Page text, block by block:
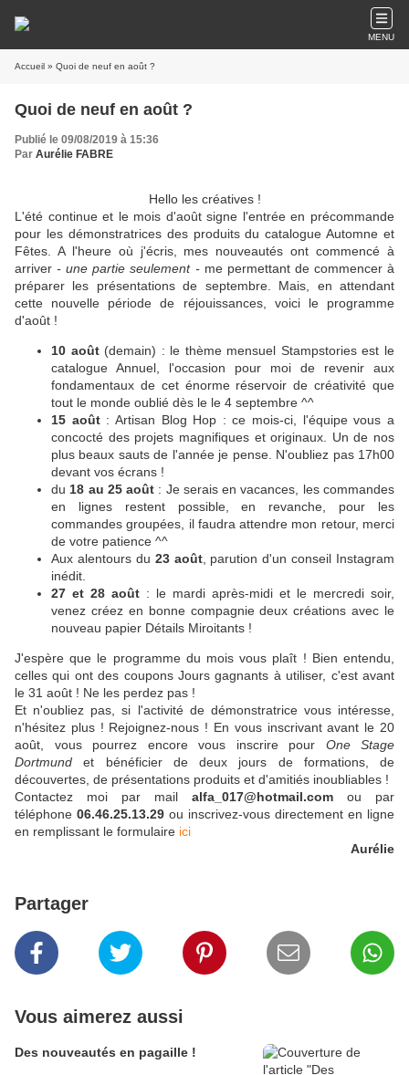
MENU
Accueil » Quoi de neuf en août ?
Quoi de neuf en août ?
Publié le 09/08/2019 à 15:36
Par Aurélie FABRE
Hello les créatives !
L'été continue et le mois d'août signe l'entrée en précommande
pour les démonstratrices des produits du catalogue Automne et
Fêtes. A l'heure où j'écris, mes nouveautés ont commencé à
arriver- une partie seulement -me permettant de commencer à
préparer les présentations de septembre. Mais, en attendant
cette nouvelle période de réjouissances, voici le programme
d'août !
10 août(demain) : le thème mensuel Stampstories est le
catalogue Annuel, l'occasion pour moi de revenir aux
fondamentaux de cet énorme réservoir de créativité que
tout le monde oublié dès le le 4 septembre ^^
15 août: Artisan Blog Hop : ce mois-ci, l'équipe vous a
concocté des projets magnifiques et originaux. Un de nos
plus beaux sauts de l'année je pense. N'oubliez pas 17h00
devant vos écrans !
du 18 au 25 août : Je serais en vacances, les commandes
en lignes restent possible, en revanche, pour les
commandes groupées, il faudra attendre mon retour, merci
de votre patience ^^
Aux alentours du 23 août, parution d'un conseil Instagram
inédit.
27 et 28 août : le mardi après-midi et le mercredi soir,
venez créez en bonne compagnie deux créations avec le
nouveau papier Détails Miroitants !
J'espère que le programme du mois vous plaît ! Bien entendu,
celles qui ont des coupons Jours gagnants à utiliser, c'est avant
le 31 août ! Ne les perdez pas !
Et n'oubliez pas, si l'activité de démonstratrice vous intéresse,
n'hésitez plus ! Rejoignez-nous ! En vous inscrivant avant le 20
août, vous pourrez encore vous inscrire pour One Stage
Dortmund et bénéficier de deux jours de formations, de
découvertes, de présentations produits et d'amitiés inoubliables !
Contactez moi par mail alfa_017@hotmail.com ou par
téléphone 06.46.25.13.29 ou inscrivez-vous directement en ligne
en remplissant le formulaire ici
Aurélie
Partager
Vous aimerez aussi
Des nouveautés en pagaille !